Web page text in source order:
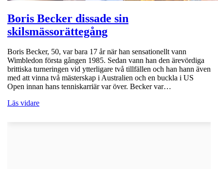
Boris Becker dissade sin
skilsmässorättegång
Boris Becker, 50, var bara 17 år när han sensationellt vann
Wimbledon första gången 1985. Sedan vann han den ärevördiga
brittiska turneringen vid ytterligare två tillfällen och han hann även
med att vinna två mästerskap i Australien och en buckla i US
Open innan hans tenniskarriär var över. Becker var…
Läs vidare